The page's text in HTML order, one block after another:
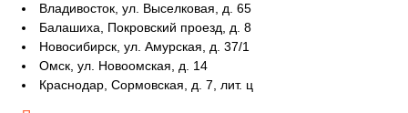
Владивосток, ул. Выселковая, д. 65
Балашиха, Покровский проезд, д. 8
Новосибирск, ул. Амурская, д. 37/1
Омск, ул. Новоомская, д. 14
Краснодар, Сормовская, д. 7, лит. ц